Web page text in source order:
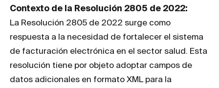
Contexto de la Resolución 2805 de 2022:
La Resolución 2805 de 2022 surge como
respuesta a la necesidad de fortalecer el sistema
de facturación electrónica en el sector salud. Esta
resolución tiene por objeto adoptar campos de
datos adicionales en formato XML para la